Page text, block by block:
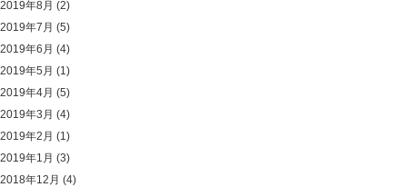
2019年8月 (2)
2019年7月 (5)
2019年6月 (4)
2019年5月 (1)
2019年4月 (5)
2019年3月 (4)
2019年2月 (1)
2019年1月 (3)
2018年12月 (4)